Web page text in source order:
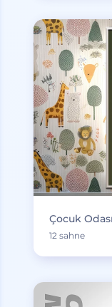
Çocuk
12 sahne